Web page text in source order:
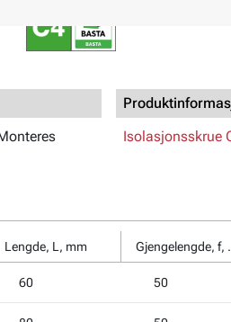
Isolasjonsskrue
Lengde, L, mm
60 50